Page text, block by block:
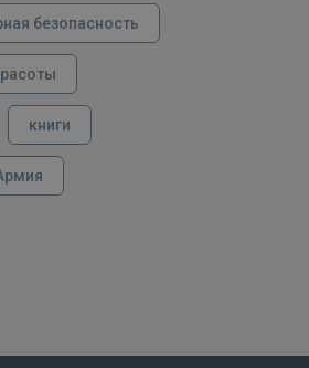
безопасность
книги